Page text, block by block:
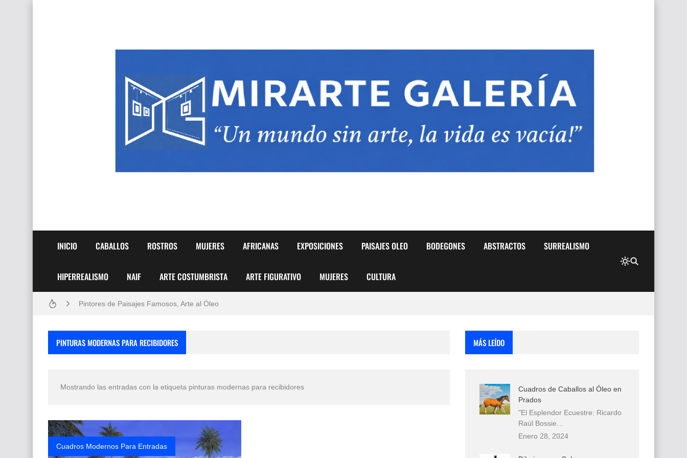
INICIO CABALLOS ROSTROS MUJERES AFRICANAS EXPOSICIONES PAISAJES OLEO BODEGONES ABSTRACTOS SURREALISMO
HIPERREALISMO NAIF ARTE COSTUMBRISTA ARTE FIGURATIVO MUJERES CULTURA
Frutas y Flores Para Colorear Imágenes
Pintores de Paisajes Famosos, Arte al Óleo
Rostros Bellos, La Perfección del Dibujo A Lápiz, Biryulina Vita
Fotos Artísticas de las Actrices de Hollywood Más Bellas del Mundo
PINTURAS MODERNAS PARA RECIBIDORES
Mostrando las entradas con la etiqueta pinturas modernas para recibidores
Cuadros Modernos Para Entradas
MÁS LEÍDO
Cuadros de Caballos al Óleo en
Prados
"El Esplendor Ecuestre: Ricardo
Raúl Bossie…
Enero 28, 2024